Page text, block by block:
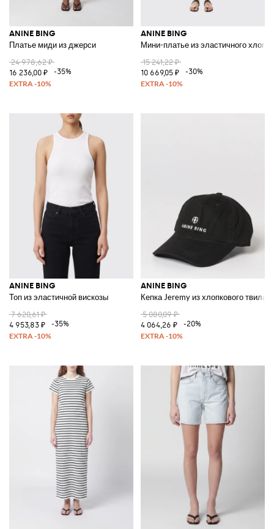
ANINE BING
Платье миди из джерси
24 978,62 ₽
16 236,00 ₽
-35%
ANINE BING
Мини-платье из эластичного хлопка
15 241,22 ₽
10 669,05 ₽
-30%
ANINE BING
Топ из эластичной вискозы
7 620,61 ₽
4 953,83 ₽
-35%
ANINE BING
Кепка Jeremy из хлопкового твила
5 080,09 ₽
4 064,26 ₽
-20%